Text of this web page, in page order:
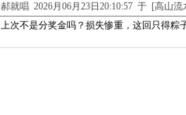
郝就唱2026月06月23日20:10:57 于 [高山
上次不是分奖金吗？损失惨重，这回只得粽